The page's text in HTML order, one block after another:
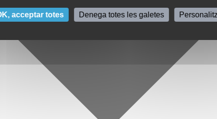
acceptar totes Denega totes les galetes